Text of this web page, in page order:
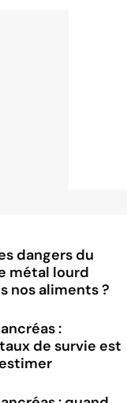
dangers du
métal lourd
nos aliments ?
:
de survie est